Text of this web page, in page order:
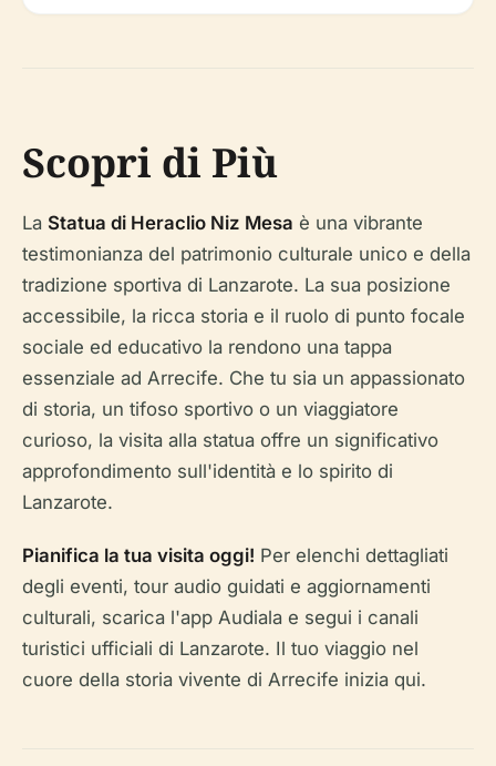
Scopri di Più
La Statua di Heraclio Niz Mesa è una vibrante
testimonianza del patrimonio culturale unico e della
tradizione sportiva di Lanzarote. La sua posizione
accessibile, la ricca storia e il ruolo di punto focale
sociale ed educativo la rendono una tappa
essenziale ad Arrecife. Che tu sia un appassionato
di storia, un tifoso sportivo o un viaggiatore
curioso, la visita alla statua offre un significativo
approfondimento sull'identità e lo spirito di
Lanzarote.
Pianifica la tua visita oggi! Per elenchi dettagliati
degli eventi, tour audio guidati e aggiornamenti
culturali, scarica l'app Audiala e segui i canali
turistici ufficiali di Lanzarote. Il tuo viaggio nel
cuore della storia vivente di Arrecife inizia qui.